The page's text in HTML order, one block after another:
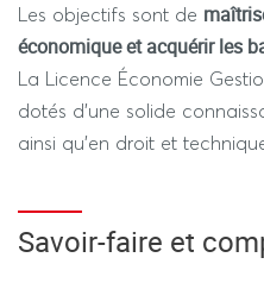
À la différence des licences
Économie ou en Gestion
de la mention permet aux
deux disciplines lors de la
acquérir les bases, avant de
Pour réussir dans cette
Les objectifs sont de
économique et acquérir les
La Licence Économie
dotés d'une solide
ainsi qu'en droit et
Savoir-faire et